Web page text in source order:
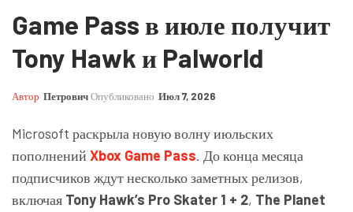
Game Pass в июле получит
Tony Hawk и Palworld
Автор ПетровичОпубликовано Июл 7, 2026
Microsoft раскрыла новую волну июльских
пополнений Xbox Game Pass. До конца месяца
подписчиков ждут несколько заметных релизов,
включая Tony Hawk’s Pro Skater 1 + 2, The Planet